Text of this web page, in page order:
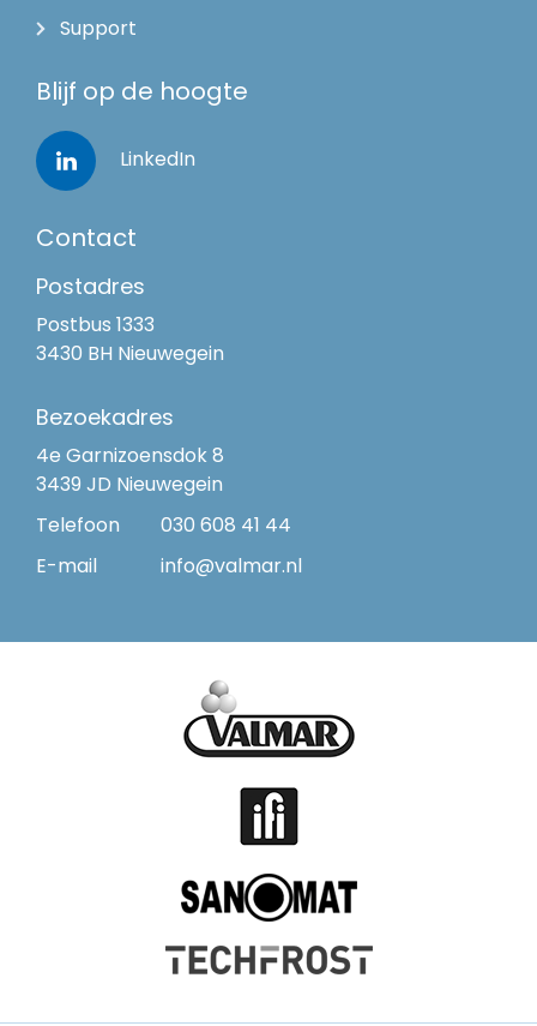
Support
Blijf op de hoogte
LinkedIn
Contact
Postadres
Postbus 1333
3430 BH Nieuwegein
Bezoekadres
4e Garnizoensdok 8
3439 JD Nieuwegein
Telefoon 030 608 41 44
E-mail info@valmar.nl